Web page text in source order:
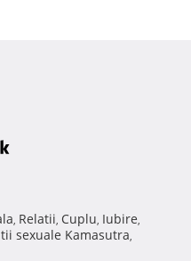
, Relatii, Cuplu, Iubire,
sexuale Kamasutra,